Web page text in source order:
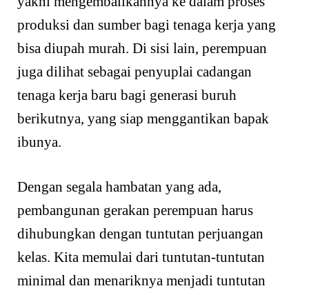
produksi dan sumber bagi tenaga kerja yang
bisa diupah murah. Di sisi lain, perempuan
juga dilihat sebagai penyuplai cadangan
tenaga kerja baru bagi generasi buruh
berikutnya, yang siap menggantikan bapak
ibunya.
Dengan segala hambatan yang ada,
pembangunan gerakan perempuan harus
dihubungkan dengan tuntutan perjuangan
kelas. Kita memulai dari tuntutan-tuntutan
minimal dan menariknya menjadi tuntutan